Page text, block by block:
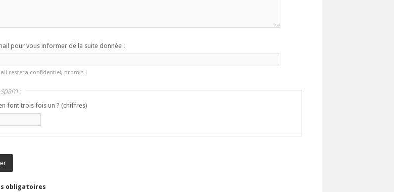
pour vous informer de la suite donnée :
restera confidentiel, promis !
:
font trois fois un ? (chiffres)
obligatoires